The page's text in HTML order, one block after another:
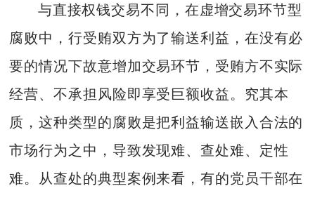
与直接权钱交易不同，在虚增交易环节型
腐败中，行受贿双方为了输送利益，在没有必
要的情况下故意增加交易环节，受贿方不实际
经营、不承担风险即享受巨额收益。究其本
质，这种类型的腐败是把利益输送嵌入合法的
市场行为之中，导致发现难、查处难、定性
难。从查处的典型案例来看，有的党员干部在